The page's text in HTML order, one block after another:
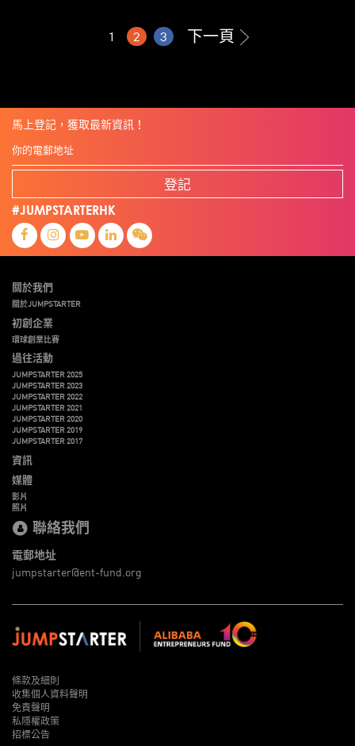
1 2 3 下一頁
馬上登記，獲取最新資訊！
登記
#JUMPSTARTERHK
關於我們
關於JUMPSTARTER
初創企業
環球創業比賽
過往活動
JUMPSTARTER 2025
JUMPSTARTER 2023
JUMPSTARTER 2022
JUMPSTARTER 2021
JUMPSTARTER 2020
JUMPSTARTER 2019
JUMPSTARTER 2017
資訊
媒體
影片
照片
聯絡我們
電郵地址
jumpstarter@ent-fund.org
條款及細則
收集個人資料聲明
免責聲明
私隱權政策
招標公告